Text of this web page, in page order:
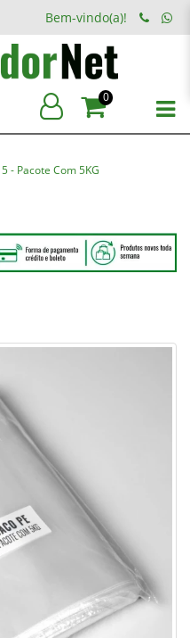
Bem-vindo(a)!
0
- Pacote Com 5KG